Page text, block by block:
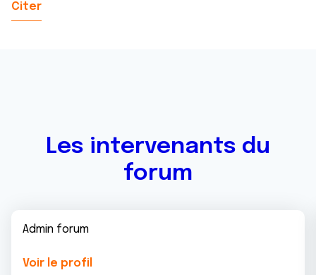
Citer
Les intervenants du
forum
Admin forum
Voir le profil